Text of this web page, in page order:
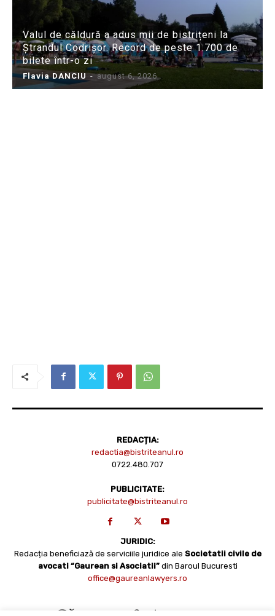
Valul de căldură a adus mii de bistrițeni la
Ștrandul Codrișor. Record de peste 1.700 de
bilete într-o zi
Flavia DANCIU - august 6, 2026
REDACȚIA:
redactia@bistriteanul.ro
0722.480.707
PUBLICITATE:
publicitate@bistriteanul.ro
JURIDIC:
Redacția beneficiază de serviciile juridice ale Societatii civile de
avocati “Gaurean si Asociatii” din Baroul Bucuresti
office@gaureanlawyers.ro